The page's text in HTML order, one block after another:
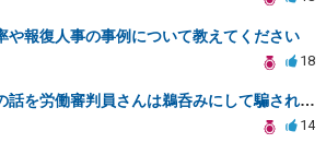
や報復人事の事例について教えてください
18
会社側の虚偽の話を労働審判員さんは鵜呑みにして騙されてしまいました。
14